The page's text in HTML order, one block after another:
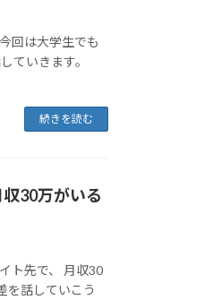
回は大学生でも
ていきます。
続きを読む
30万がいる
ト先で、 月収30
を話していこう